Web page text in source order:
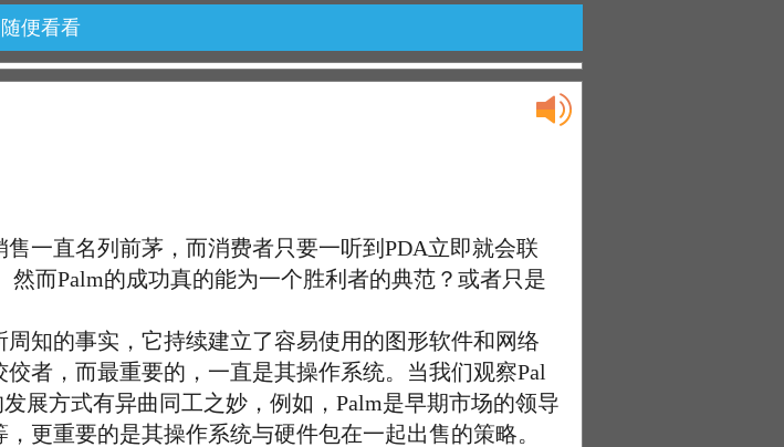
随便看看
一直名列前茅，而消费者只要一听到PDA立即就会联
而Palm的成功真的能为一个胜利者的典范？或者只是
的事实，它持续建立了容易使用的图形软件和网络
者，而最重要的，一直是其操作系统。当我们观察Pal
展方式有异曲同工之妙，例如，Palm是早期市场的领导
更重要的是其操作系统与硬件包在一起出售的策略。